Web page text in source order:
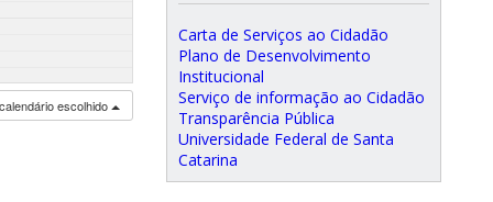
escolhido
Carta de Serviços ao Cidadão
Plano de Desenvolvimento
Institucional
Serviço de informação ao Cidadão
Transparência Pública
Universidade Federal de Santa
Catarina